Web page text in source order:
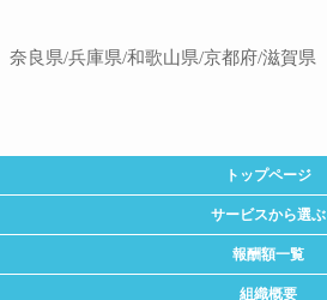
奈良県/兵庫県/和歌山県/京都府/滋賀県
トップページ
サービスから選ぶ
報酬額一覧
組織概要